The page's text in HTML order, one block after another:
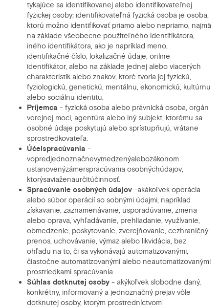
tykajúce sa identifikovanej alebo identifikovateľnej
fyzickej osoby; identifikovateľná fyzická osoba je osoba,
ktorú možno identifikovať priamo alebo nepriamo, najmä
na základe všeobecne použiteľného identifikátora,
iného identifikátora, ako je napríklad meno,
identifikačné číslo, lokalizačné údaje, online
identifikátor, alebo na základe jednej alebo viacerých
charakteristík alebo znakov, ktoré tvoria jej fyzickú,
fyziologickú, genetickú, mentálnu, ekonomickú, kultúrnu
alebo sociálnu identitu.
Príjemca - fyzická osoba alebo právnická osoba, orgán
verejnej moci, agentúra alebo iný subjekt, ktorému sa
osobné údaje poskytujú alebo sprístupňujú, vrátane
sprostredkovateľa.
Účelspracúvania -
vopredjednoznačnevymedzenýalebozákonom
ustanovenýzámerspracúvania osobnýchúdajov,
ktorýsaviaženaurčitúčinnosť.
Spracúvanie osobných údajov -akákoľvek operácia
alebo súbor operácií so sobnými údajmi, napríklad
získavanie, zaznamenávanie, usporadúvanie, zmena
alebo oprava, vyhľadávanie, prehliadanie, využívanie,
obmedzenie, poskytovanie, zverejňovanie, cezhraničný
prenos, uchovávanie, výmaz alebo likvidácia, bez
ohľadu na to, či sa vykonávajú automatizovanými,
čiastočne automatizovanými alebo neautomatizovanými
prostriedkami spracúvania.
Súhlas dotknutej osoby - akýkoľvek slobodne daný,
konkrétny, informovaný a jednoznačný prejav vôle
dotknutej osoby, ktorým prostredníctvom